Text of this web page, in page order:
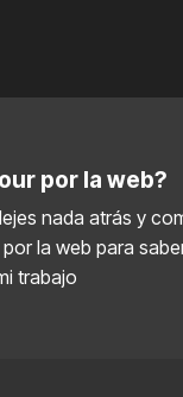
por la web?
nada atrás y
la web para
trabajo